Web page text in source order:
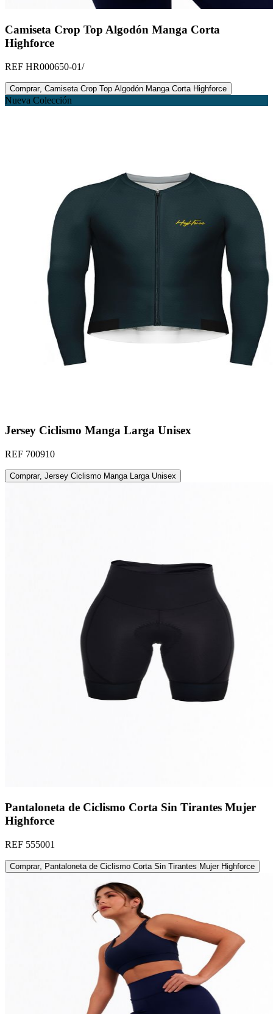
Camiseta Crop Top Algodón Manga Corta
Highforce
REF HR000650-01/
Comprar, Camiseta Crop Top Algodón Manga Corta Highforce
Nueva Colección
Jersey Ciclismo Manga Larga Unisex
REF 700910
Comprar, Jersey Ciclismo Manga Larga Unisex
Pantaloneta de Ciclismo Corta Sin Tirantes Mujer
Highforce
REF 555001
Comprar, Pantaloneta de Ciclismo Corta Sin Tirantes Mujer Highforce